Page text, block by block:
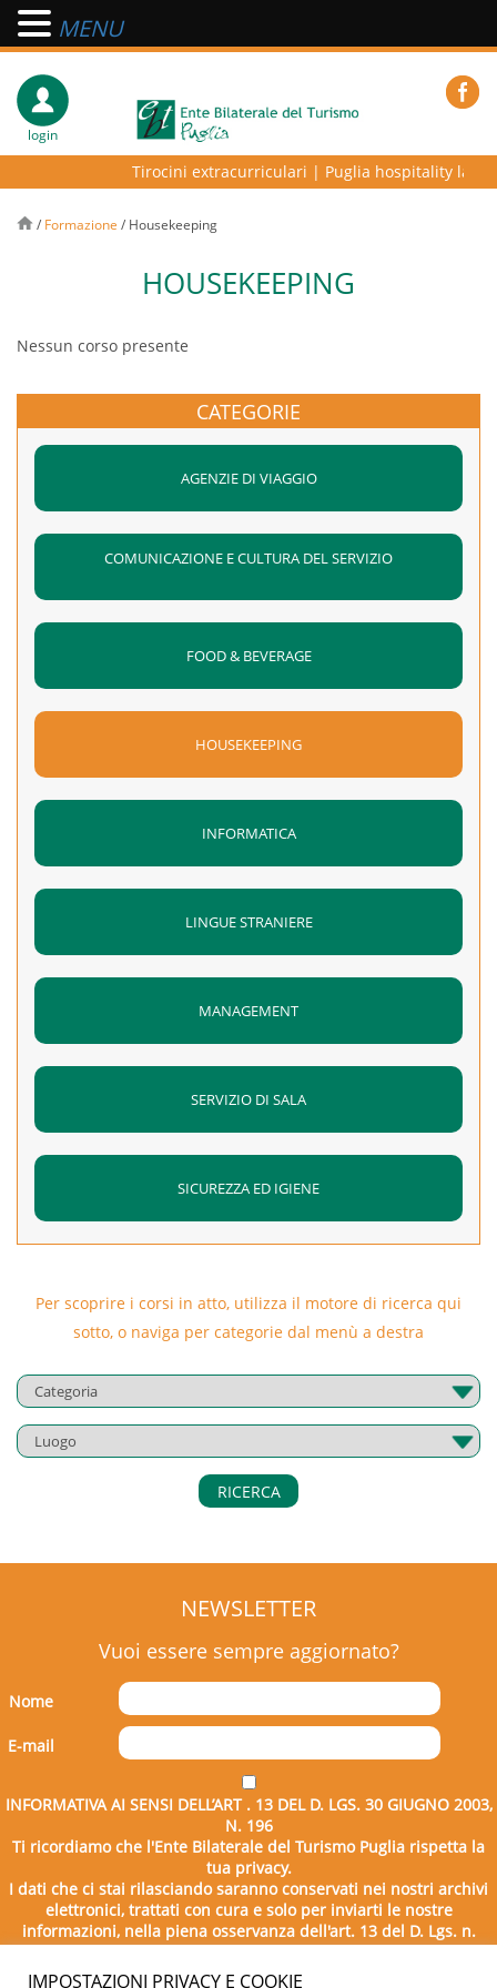
login
Tirocini extracurriculari|Puglia hospitality lab –
/ Formazione / Housekeeping
HOUSEKEEPING
Nessun corso presente
CATEGORIE
AGENZIE DI VIAGGIO
COMUNICAZIONE E CULTURA DEL SERVIZIO
FOOD & BEVERAGE
HOUSEKEEPING
INFORMATICA
LINGUE STRANIERE
MANAGEMENT
SERVIZIO DI SALA
SICUREZZA ED IGIENE
Per scoprire i corsi in atto, utilizza il motore di ricerca qui
sotto, o naviga per categorie dal menù a destra
RICERCA
NEWSLETTER
Vuoi essere sempre aggiornato?
Nome
E-mail
INFORMATIVA AI SENSI DELL’ART . 13 DEL D. LGS. 30 GIUGNO 2003,
N. 196
Ti ricordiamo che l'Ente Bilaterale del Turismo Puglia rispetta la
tua privacy.
I dati che ci stai rilasciando saranno conservati nei nostri archivi
elettronici, trattati con cura e solo per inviarti le nostre
informazioni, nella piena osservanza dell'art. 13 del D. Lgs. n.
196/2003.
IMPOSTAZIONI PRIVACY E COOKIE
MENU